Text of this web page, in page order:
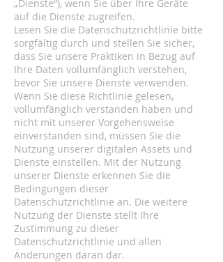
„Dienste“), wenn Sie über Ihre Geräte
auf die Dienste zugreifen.
Lesen Sie die Datenschutzrichtlinie bitte
sorgfältig durch und stellen Sie sicher,
dass Sie unsere Praktiken in Bezug auf
Ihre Daten vollumfänglich verstehen,
bevor Sie unsere Dienste verwenden.
Wenn Sie diese Richtlinie gelesen,
vollumfänglich verstanden haben und
nicht mit unserer Vorgehensweise
einverstanden sind, müssen Sie die
Nutzung unserer digitalen Assets und
Dienste einstellen. Mit der Nutzung
unserer Dienste erkennen Sie die
Bedingungen dieser
Datenschutzrichtlinie an. Die weitere
Nutzung der Dienste stellt Ihre
Zustimmung zu dieser
Datenschutzrichtlinie und allen
Änderungen daran dar.